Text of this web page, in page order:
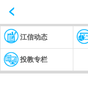
江信动态
投教专栏